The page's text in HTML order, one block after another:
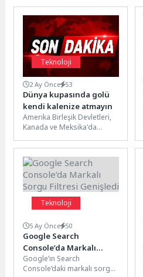
rekabetçi olmanın temel
unsurlarından...
Teknoloji
2 Ay Önce 53
Dünya kupasında golü
kendi kalenize atmayın
Amerika Birleşik Devletleri,
Kanada ve Meksika'da
Dünya Kupası yaklaşırken
heyecan doruk noktasına...
Teknoloji
5 Ay Önce 50
Google Search
Console’da Markalı
Sorgu Filtresi Genişledi
Google’ın Search
Console’daki markalı sorgu